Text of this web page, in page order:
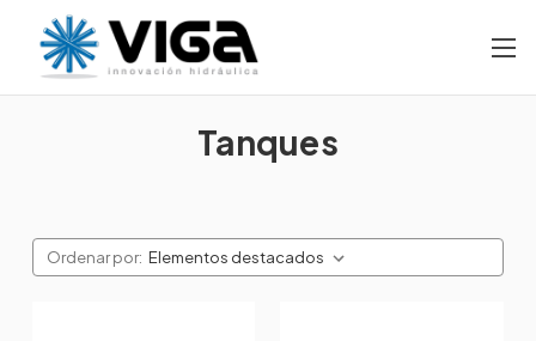
Tanques
Ordenar por: